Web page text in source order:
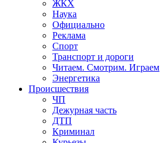
ЖКХ
Наука
Официально
Реклама
Спорт
Транспорт и дороги
Читаем. Смотрим. Играем
Энергетика
Происшествия
ЧП
Дежурная часть
ДТП
Криминал